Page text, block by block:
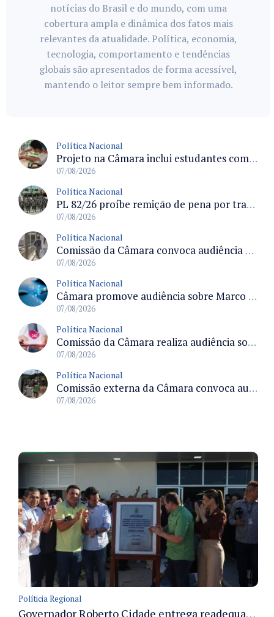
notícias do Brasil e do mundo, com uma
cobertura ampla e dinâmica dos fatos mais
relevantes da atualidade. Política, economia,
tecnologia, comportamento e tendências
globais são apresentados de forma acessível,
mantendo o leitor sempre bem informado.
Política Nacional
Projeto na Câmara inclui estudantes com deficiência no regime escolar especial da LDB e estabelece critérios para frequência
07/08/2026
Política Nacional
PL 82/26 proíbe remição de pena por trabalho em funções militares para condenados por crimes contra o Estado Democrático de Direito
07/08/2026
Política Nacional
Comissão da Câmara convoca audiência para discutir misoginia nas escolas e universidades após divulgação de listas misóginas
07/08/2026
Política Nacional
Câmara promove audiência sobre Marco de Fomento à Economia Digital e impactos da inteligência artificial
07/08/2026
Política Nacional
Comissão da Câmara realiza audiência sobre apostas online para medir o tamanho do mercado ilegal
07/08/2026
Política Nacional
Comissão externa da Câmara convoca audiência pública sobre chuvas na Zona da Mata de Minas Gerais e impactos em Juiz de Fora
07/08/2026
Políticia Regional
Governador Roberto Cidade entrega readequação do ambulatório da FCecon e amplia capacidade de atendimento oncológico em Manaus